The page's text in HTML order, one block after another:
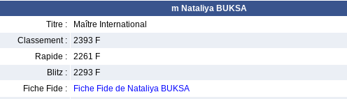
m Nataliya BUKSA
Titre :
Maître International
Classement :
2393 F
Rapide :
2261 F
Blitz :
2293 F
Fiche Fide :
Fiche Fide de Nataliya BUKSA